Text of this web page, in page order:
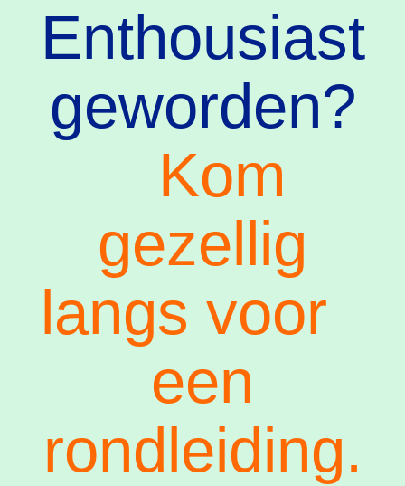
Enthousiast
geworden?
Kom
gezellig
langs voor
een
rondleiding.